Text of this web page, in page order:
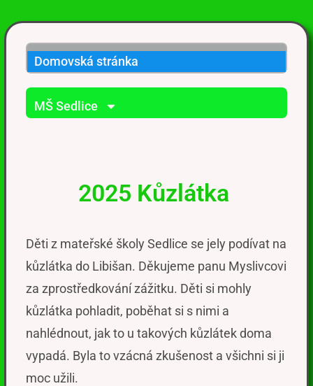
Domovská stránka
MŠ Sedlice
2025 Kůzlátka
Děti z mateřské školy Sedlice se jely podívat na
kůzlátka do Libišan. Děkujeme panu Myslivcovi
za zprostředkování zážitku. Děti si mohly
kůzlátka pohladit, poběhat si s nimi a
nahlédnout, jak to u takových kůzlátek doma
vypadá. Byla to vzácná zkušenost a všichni si ji
moc užili.